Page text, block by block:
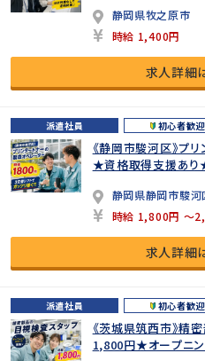
静岡県牧之原市
時給 1,400円
求人詳細
派遣社員 初心者歓迎
《静岡市駿河区》プ
★資格取得支援あ
静岡県静岡市駿河
時給 1,800円 ～
求人詳細
派遣社員 初心者歓迎
《茨城県筑西市》精
1,800円★オープニン